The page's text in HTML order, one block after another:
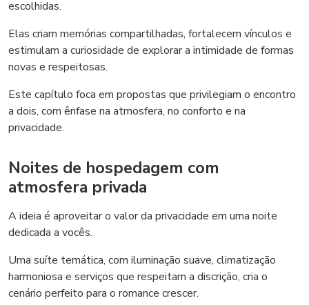
escolhidas.
Elas criam memórias compartilhadas, fortalecem vínculos e
estimulam a curiosidade de explorar a intimidade de formas
novas e respeitosas.
Este capítulo foca em propostas que privilegiam o encontro
a dois, com ênfase na atmosfera, no conforto e na
privacidade.
Noites de hospedagem com
atmosfera privada
A ideia é aproveitar o valor da privacidade em uma noite
dedicada a vocês.
Uma suíte temática, com iluminação suave, climatização
harmoniosa e serviços que respeitam a discrição, cria o
cenário perfeito para o romance crescer.